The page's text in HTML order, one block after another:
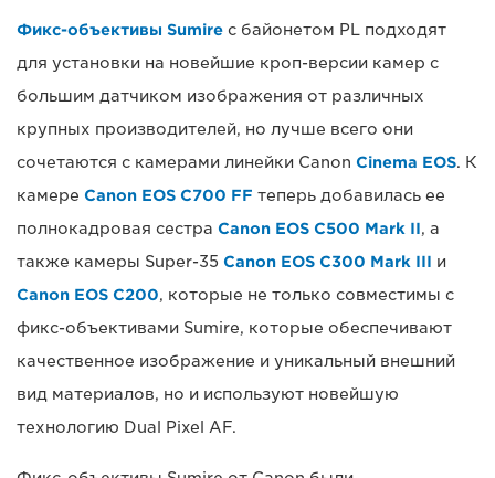
Фикс-объективы Sumire с байонетом PL подходят
для установки на новейшие кроп-версии камер с
большим датчиком изображения от различных
крупных производителей, но лучше всего они
сочетаются с камерами линейки Canon Cinema EOS. К
камере Canon EOS C700 FF теперь добавилась ее
полнокадровая сестра Canon EOS C500 Mark II, а
также камеры Super-35 Canon EOS C300 Mark III и
Canon EOS C200, которые не только совместимы с
фикс-объективами Sumire, которые обеспечивают
качественное изображение и уникальный внешний
вид материалов, но и используют новейшую
технологию Dual Pixel AF.